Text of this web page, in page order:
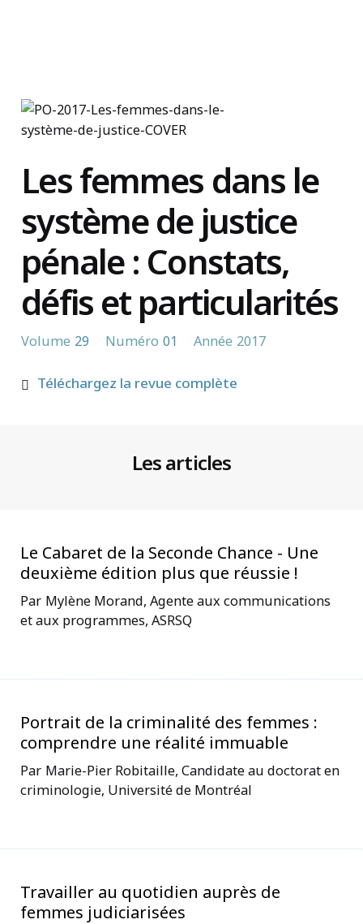
Les femmes dans le
système de justice
pénale : Constats,
défis et particularités
Volume 29 Numéro 01 Année 2017
Téléchargez la revue complète
Les articles
Le Cabaret de la Seconde Chance - Une
deuxième édition plus que réussie !
Mylène Morand, Agente aux communications
et aux programmes, ASRSQ
Portrait de la criminalité des femmes :
comprendre une réalité immuable
Marie-Pier Robitaille, Candidate au doctorat en
criminologie, Université de Montréal
Travailler au quotidien auprès de
femmes judiciarisées